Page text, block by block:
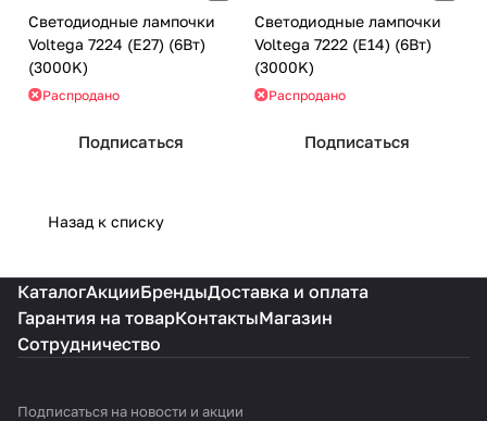
Светодиодные лампочки
Voltega 7224 (E27) (6Вт)
(3000K)
Распродано
Подписаться
Светодиодные лампочки
Voltega 7222 (E14) (6Вт)
(3000K)
Распродано
Подписаться
Назад к списку
КаталогАкцииБрендыДоставка и оплата
Гарантия на товарКонтактыМагазин
Сотрудничество
Подписаться на новости и акции